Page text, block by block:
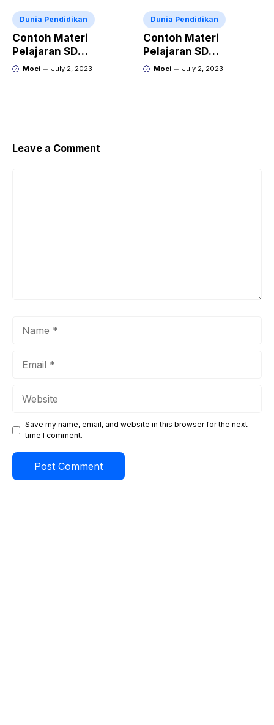
Dunia Pendidikan
Contoh Materi
Pelajaran SD
Penjumlahan dan
Moci July 2, 2023
Dunia Pendidikan
Contoh Materi
Pelajaran SD
Mengenal Angka dan
Moci July 2, 2023
Leave a Comment
Save my name, email, and website in this browser for the next
time I comment.